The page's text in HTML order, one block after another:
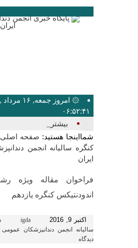
۰۶:۵۲:۴۱
بیشترین تعد_
شمااینجا هستید: صفحه اصلی
کنگره سالیانه انجمن
ایران
فراخوان مقاله ویژه
اندودنتیکس کنگره یازدهم
اکتبر 9, 2016 igda
سالیانه انجمن دندانپزشکان عمومی
دیدگاه